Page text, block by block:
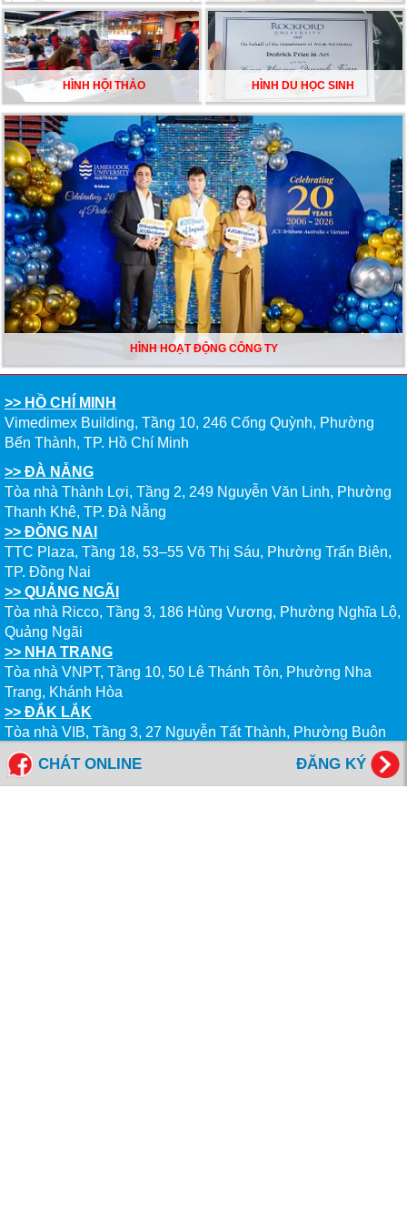
HÌNH HỘI THẢO HÌNH DU HỌC SINH
HÌNH HOẠT ĐỘNG CÔNG TY
>> HỒ CHÍ MINH
Vimedimex Building, Tầng 10, 246 Cống Quỳnh, Phường
Bến Thành, TP. Hồ Chí Minh
>> ĐÀ NẴNG
Tòa nhà Thành Lợi, Tầng 2, 249 Nguyễn Văn Linh, Phường
Thanh Khê, TP. Đà Nẵng
>> ĐỒNG NAI
TTC Plaza, Tầng 18, 53–55 Võ Thị Sáu, Phường Trấn Biên,
TP. Đồng Nai
>> QUẢNG NGÃI
Tòa nhà Ricco, Tầng 3, 186 Hùng Vương, Phường Nghĩa Lộ,
Quảng Ngãi
>> NHA TRANG
Tòa nhà VNPT, Tầng 10, 50 Lê Thánh Tôn, Phường Nha
Trang, Khánh Hòa
>> ĐẮK LẮK
Tòa nhà VIB, Tầng 3, 27 Nguyễn Tất Thành, Phường Buôn
Ma Thuột, Đắk Lắk
--------------------------------------------
ĐĂNG KÝ
CHÁT ONLINE